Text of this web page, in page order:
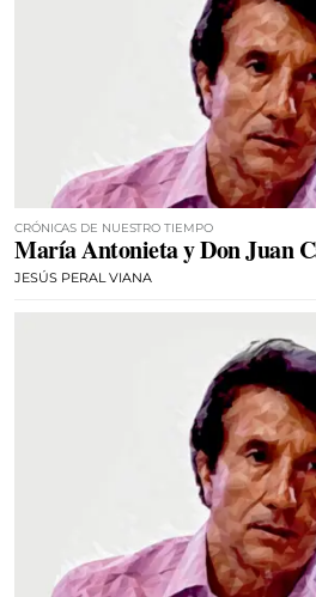
CRÓNICAS DE NUESTRO TIEMPO
María Antonieta y Don Juan
JESÚS PERAL VIANA